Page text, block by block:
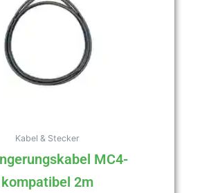
Kabel & Stecker
MC4-
kompatibel 2m